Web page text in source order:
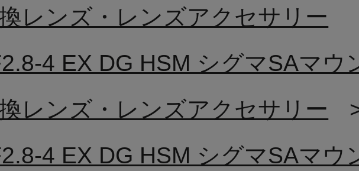
レンズ・レンズアクセサリー
4 EX DG HSM シグマSAマウ
レンズ・レンズアクセサリー
4 EX DG HSM シグマSAマウ